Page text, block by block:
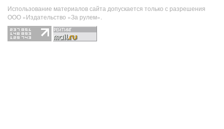
Использование материалов сайта допускается только с разрешения
ООО «Издательство «За рулем».